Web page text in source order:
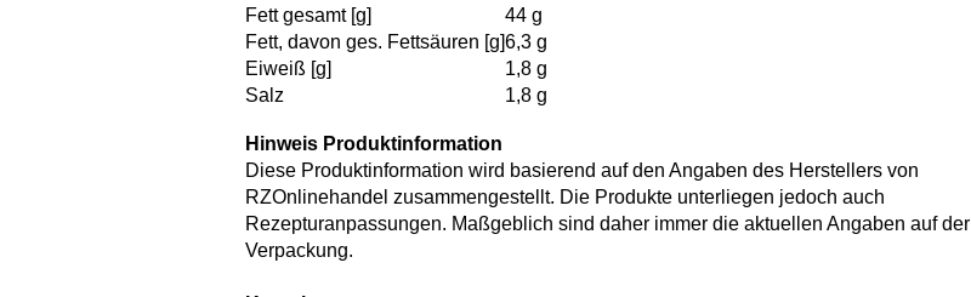
Fett gesamt [g]
44 g
Fett, davon ges. Fettsäuren [g]6,3 g
Eiweiß [g]
1,8 g
Salz
1,8 g
Hinweis Produktinformation
Diese Produktinformation wird basierend auf den Angaben des Herstellers von
RZOnlinehandel zusammengestellt. Die Produkte unterliegen jedoch auch
Rezepturanpassungen. Maßgeblich sind daher immer die aktuellen Angaben auf der
Verpackung.